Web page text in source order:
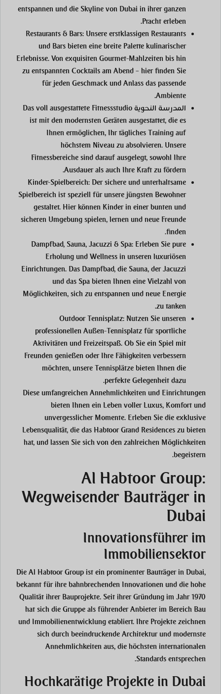
entspannen und die Skyline von Dubai in ihrer ganzen
Pracht erleben.
Restaurants & Bars: Unsere erstklassigen Restaurants
und Bars bieten eine breite Palette kulinarischer
Erlebnisse. Von exquisiten Gourmet-Mahlzeiten bis hin
zu entspannten Cocktails am Abend – hier finden Sie
für jeden Geschmack und Anlass das passende
Ambiente.
المدرسة النحوية Das voll ausgestattete Fitnessstudio
ist mit den modernsten Geräten ausgestattet, die es
Ihnen ermöglichen, Ihr tägliches Training auf
höchstem Niveau zu absolvieren. Unsere
Fitnessbereiche sind darauf ausgelegt, sowohl Ihre
Ausdauer als auch Ihre Kraft zu fördern.
Kinder-Spielbereich: Der sichere und unterhaltsame
Spielbereich ist speziell für unsere jüngsten Bewohner
gestaltet. Hier können Kinder in einer bunten und
sicheren Umgebung spielen, lernen und neue Freunde
finden.
Dampfbad, Sauna, Jacuzzi & Spa: Erleben Sie pure
Erholung und Wellness in unseren luxuriösen
Einrichtungen. Das Dampfbad, die Sauna, der Jacuzzi
und das Spa bieten Ihnen eine Vielzahl von
Möglichkeiten, sich zu entspannen und neue Energie
zu tanken.
Outdoor Tennisplatz: Nutzen Sie unseren
professionellen Außen-Tennisplatz für sportliche
Aktivitäten und Freizeitspaß. Ob Sie ein Spiel mit
Freunden genießen oder Ihre Fähigkeiten verbessern
möchten, unsere Tennisplätze bieten Ihnen die
perfekte Gelegenheit dazu.
Diese umfangreichen Annehmlichkeiten und Einrichtungen
bieten Ihnen ein Leben voller Luxus, Komfort und
unvergesslicher Momente. Erleben Sie die exklusive
Lebensqualität, die das Habtoor Grand Residences zu bieten
hat, und lassen Sie sich von den zahlreichen Möglichkeiten
begeistern.
Al Habtoor Group:
Wegweisender Bauträger in
Dubai
Innovationsführer im
Immobiliensektor
Die Al Habtoor Group ist ein prominenter Bauträger in Dubai,
bekannt für ihre bahnbrechenden Innovationen und die hohe
Qualität ihrer Bauprojekte. Seit ihrer Gründung im Jahr 1970
hat sich die Gruppe als führender Anbieter im Bereich Bau
und Immobilienentwicklung etabliert. Ihre Projekte zeichnen
sich durch beeindruckende Architektur und modernste
Annehmlichkeiten aus, die höchsten internationalen
Standards entsprechen.
Hochkarätige Projekte in Dubai